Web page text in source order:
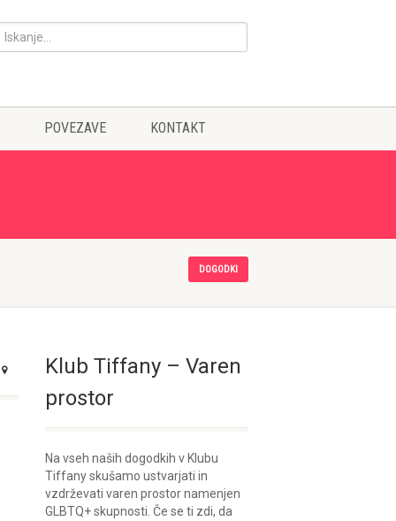
POVEZAVE KONTAKT
DOGODKI
Klub Tiffany – Varen
prostor
Na vseh naših dogodkih v Klubu
Tiffany skušamo ustvarjati in
vzdrževati varen prostor namenjen
GLBTQ+ skupnosti. Če se ti zdi, da